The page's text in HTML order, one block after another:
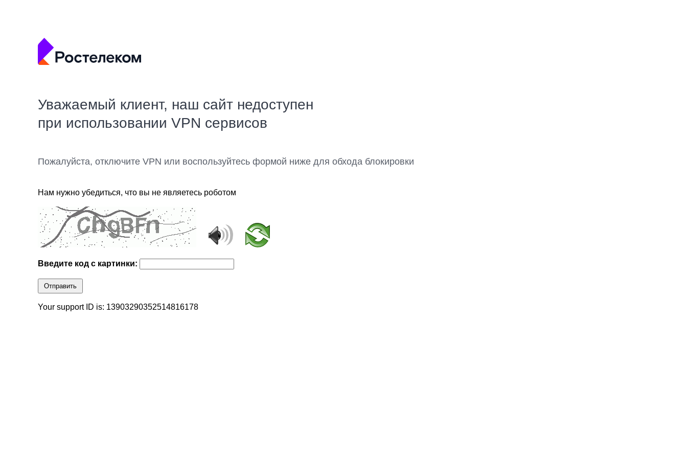
Уважаемый клиент, наш сайт недоступен
при использовании VPN сервисов
Пожалуйста, отключите VPN или воспользуйтесь формой ниже для обхода блокировки
Нам нужно убедиться, что вы не являетесь роботом
Введите код с картинки:
Отправить
Your support ID is: 13903290352514816178